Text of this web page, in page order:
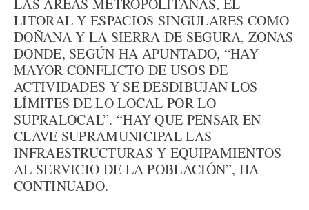
LAS ÁREAS METROPOLITANAS, EL
LITORAL Y ESPACIOS SINGULARES COMO
DOÑANA Y LA SIERRA DE SEGURA, ZONAS
DONDE, SEGÚN HA APUNTADO, “HAY
MAYOR CONFLICTO DE USOS DE
ACTIVIDADES Y SE DESDIBUJAN LOS
LÍMITES DE LO LOCAL POR LO
SUPRALOCAL”. “HAY QUE PENSAR EN
CLAVE SUPRAMUNICIPAL LAS
INFRAESTRUCTURAS Y EQUIPAMIENTOS
AL SERVICIO DE LA POBLACIÓN”, HA
CONTINUADO.